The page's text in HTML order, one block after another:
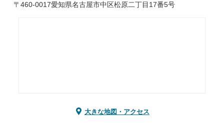
〒460-0017愛知県名古屋市中区松原二丁目17番5号
大きな地図・アクセス